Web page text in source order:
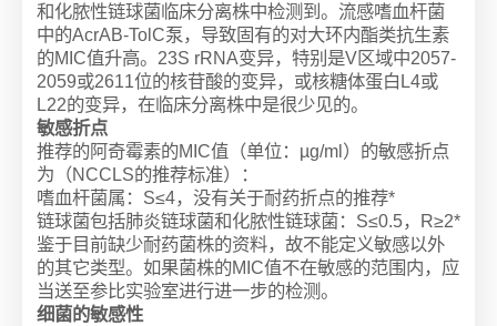
和化脓性链球菌临床分离株中检测到。流感嗜血杆菌
中的AcrAB-TolC泵，导致固有的对大环内酯类抗生素
的MIC值升高。23S rRNA变异，特别是V区域中2057-
2059或2611位的核苷酸的变异，或核糖体蛋白L4或
L22的变异，在临床分离株中是很少见的。
敏感折点
推荐的阿奇霉素的MIC值（单位：µg/ml）的敏感折点
为（NCCLS的推荐标准）：
嗜血杆菌属：S≤4，没有关于耐药折点的推荐*
链球菌包括肺炎链球菌和化脓性链球菌：S≤0.5，R≥2*
鉴于目前缺少耐药菌株的资料，故不能定义敏感以外
的其它类型。如果菌株的MIC值不在敏感的范围内，应
当送至参比实验室进行进一步的检测。
细菌的敏感性